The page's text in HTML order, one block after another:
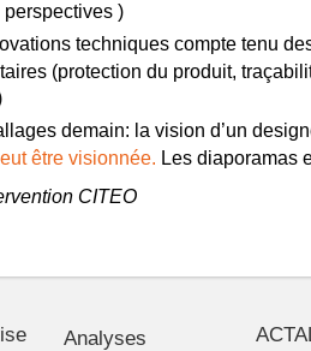
)
techniques compte tenu
(protection du produit,
demain: la vision d’un
être visionnée. Les diaporamas
CITEO
Analyses